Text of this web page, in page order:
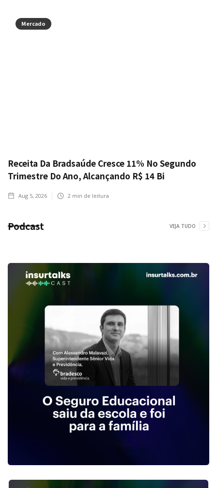
Mercado
Receita Da Bradsaúde Cresce 11% No Segundo
Trimestre Do Ano, Alcançando R$ 14 Bi
Aug 5, 2026 2 min de leitura
Podcast VEJA TUDO